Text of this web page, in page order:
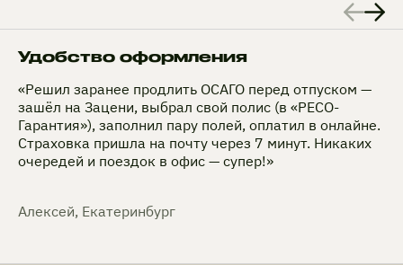
Удобство оформления
«Решил заранее продлить ОСАГО перед отпуском —
зашёл на Зацени, выбрал свой полис (в «РЕСО-
Гарантия»), заполнил пару полей, оплатил в онлайне.
Страховка пришла на почту через 7 минут. Никаких
очередей и поездок в офис — супер!»
Алексей, Екатеринбург